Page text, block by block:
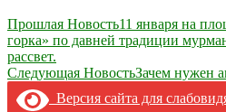
Навигация
по
записям
Прошлая Новость11 января на
горка» по давней традиции
рассвет.
Следующая НовостьЗачем нужен
Версия сайта для